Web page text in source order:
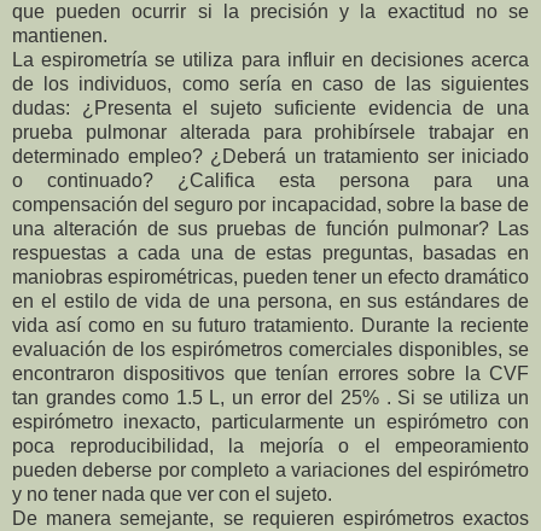
que pueden ocurrir si la precisión y la exactitud no se
mantienen.
La espirometría se utiliza para influir en decisiones acerca
de los individuos, como sería en caso de las siguientes
dudas: ¿Presenta el sujeto suficiente evidencia de una
prueba pulmonar alterada para prohibírsele trabajar en
determinado empleo? ¿Deberá un tratamiento ser iniciado
o continuado? ¿Califica esta persona para una
compensación del seguro por incapacidad, sobre la base de
una alteración de sus pruebas de función pulmonar? Las
respuestas a cada una de estas preguntas, basadas en
maniobras espirométricas, pueden tener un efecto dramático
en el estilo devida de una persona, en sus estándares de
vida así como en su futuro tratamiento. Durante la reciente
evaluación de los espirómetros comerciales disponibles, se
encontrarondispositivos que tenían errores sobre la CVF
tan grandes como 1.5 L, un error del 25% . Si se utiliza un
espirómetro inexacto, particularmente un espirómetro con
poca reproducibilidad, la mejoría o el empeoramiento
pueden deberse por completo a variaciones del espirómetro
y no tener nada que ver con el sujeto.
De manera semejante, se requieren espirómetros exactos